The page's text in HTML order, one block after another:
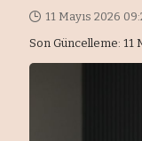
Son Güncelleme: 11
11 Mayıs 2026